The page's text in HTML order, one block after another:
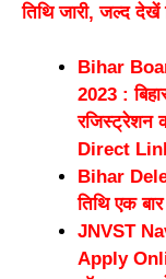
तिथि जारी, जल्द देखें
Bihar
2023 :
रजिस्ट्रेशन
Direct
Bihar
तिथि एक
JNVST
Apply